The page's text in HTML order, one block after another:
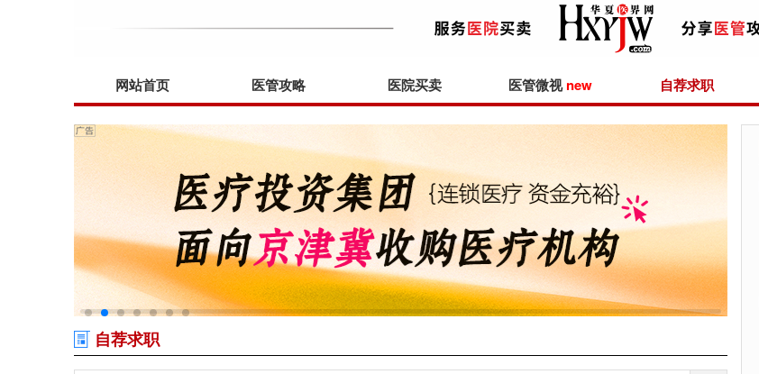
网站首页 医管攻略 医院买卖 医管微视new 自荐求职
自荐求职